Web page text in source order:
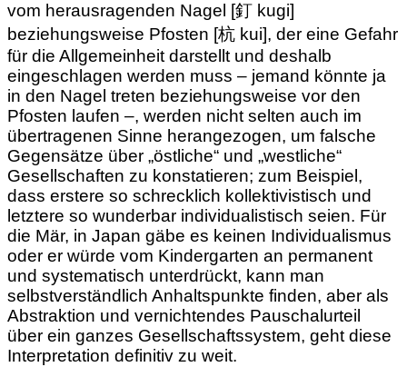
vom herausragenden Nagel [釘 kugi]
beziehungsweise Pfosten [杭 kui], der eine Gefahr
für die Allgemeinheit darstellt und deshalb
eingeschlagen werden muss – jemand könnte ja
in den Nagel treten beziehungsweise vor den
Pfosten laufen –, werden nicht selten auch im
übertragenen Sinne herangezogen, um falsche
Gegensätze über „östliche“ und „westliche“
Gesellschaften zu konstatieren; zum Beispiel,
dass erstere so schrecklich kollektivistisch und
letztere so wunderbar individualistisch seien. Für
die Mär, in Japan gäbe es keinen Individualismus
oder er würde vom Kindergarten an permanent
und systematisch unterdrückt, kann man
selbstverständlich Anhaltspunkte finden, aber als
Abstraktion und vernichtendes Pauschalurteil
über ein ganzes Gesellschaftssystem, geht diese
Interpretation definitiv zu weit.